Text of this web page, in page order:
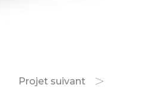
Projet suivant